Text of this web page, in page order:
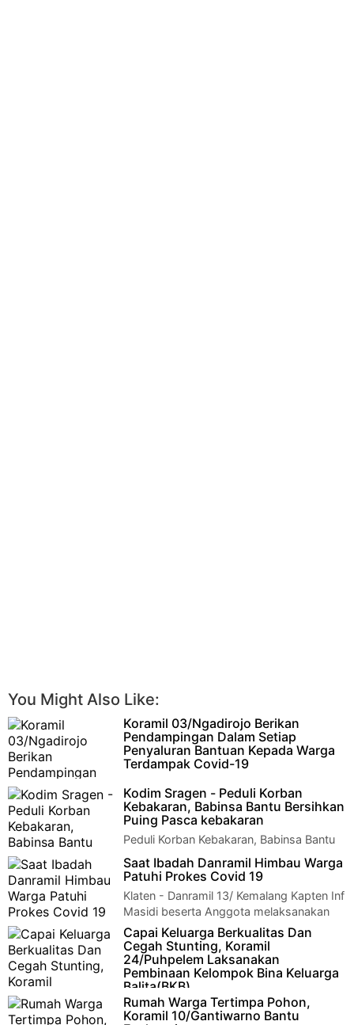
You Might Also Like:
Koramil 03/Ngadirojo Berikan
Pendampingan Dalam Setiap
Penyaluran Bantuan Kepada Warga
Terdampak Covid-19
meringankan dampak social, akibat pandemi Covid-19 kepada
warga masyarakat kurang mamp…
Kodim Sragen - Peduli Korban
Kebakaran, Babinsa Bantu Bersihkan
Puing Pasca kebakaran
Peduli Korban Kebakaran, Babinsa Bantu
Bersihkan Puing Pasca kebakaranJumat,
16 April 2021 pukul 00.08.00 s/d 11.00 Wib…
Saat Ibadah Danramil Himbau Warga
Patuhi Prokes Covid 19
Klaten - Danramil 13/ Kemalang Kapten Inf
Masidi beserta Anggota melaksanakan
kegiatan Monitoring /Pemantauan Kegiatan I…
Capai Keluarga Berkualitas Dan
Cegah Stunting, Koramil
24/Puhpelem Laksanakan
Pembinaan Kelompok Bina Keluarga
Balita(BKB)
Wonogiri – bertempat di Sekretariat Kampung KB Ceria Dusun
Pogog, DesaTengger, Koramil 24/Puhpelem melaksanakan
Rumah Warga Tertimpa Pohon,
Koramil 10/Gantiwarno Bantu